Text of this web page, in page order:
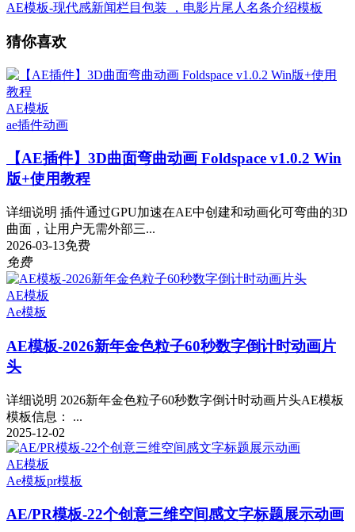
AE模板-现代感新闻栏目包装 ，电影片尾人名条介绍模板
猜你喜欢
AE模板
ae插件动画
【AE插件】3D曲面弯曲动画 Foldspace v1.0.2 Win
版+使用教程
详细说明 插件通过GPU加速在AE中创建和动画化可弯曲的3D
曲面，让用户无需外部三...
2026-03-13免费
免费
AE模板
Ae模板
AE模板-2026新年金色粒子60秒数字倒计时动画片
头
详细说明 2026新年金色粒子60秒数字倒计时动画片头AE模板
模板信息： ...
2025-12-02
AE模板
Ae模板pr模板
AE/PR模板-22个创意三维空间感文字标题展示动画